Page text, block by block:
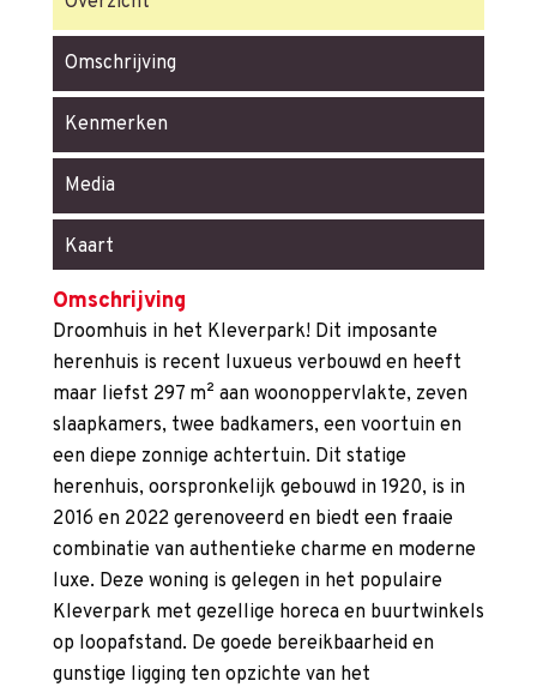
Omschrijving
Kenmerken
Media
Kaart
Omschrijving
Droomhuis in het Kleverpark! Dit imposante
herenhuis is recent luxueus verbouwd en heeft
maar liefst 297 m² aan woonoppervlakte, zeven
slaapkamers, twee badkamers, een voortuin en
een diepe zonnige achtertuin. Dit statige
herenhuis, oorspronkelijk gebouwd in 1920, is in
2016 en 2022 gerenoveerd en biedt een fraaie
combinatie van authentieke charme en moderne
luxe. Deze woning is gelegen in het populaire
Kleverpark met gezellige horeca en buurtwinkels
op loopafstand. De goede bereikbaarheid en
gunstige ligging ten opzichte van het